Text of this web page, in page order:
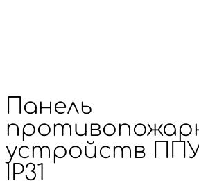
Панель
устройств
IP31